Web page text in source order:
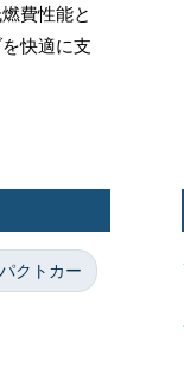
費性能と
快適に支
クトカー